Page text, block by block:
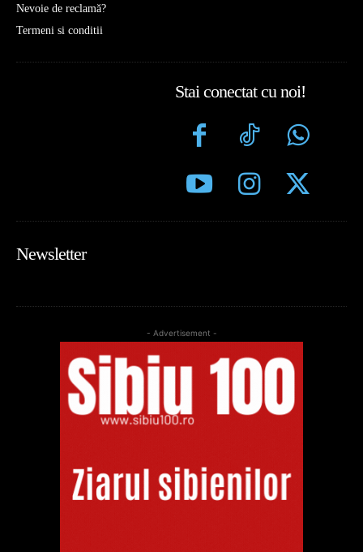
Nevoie de reclamă?
Termeni si conditii
Stai conectat cu noi!
Newsletter
- Advertisement -